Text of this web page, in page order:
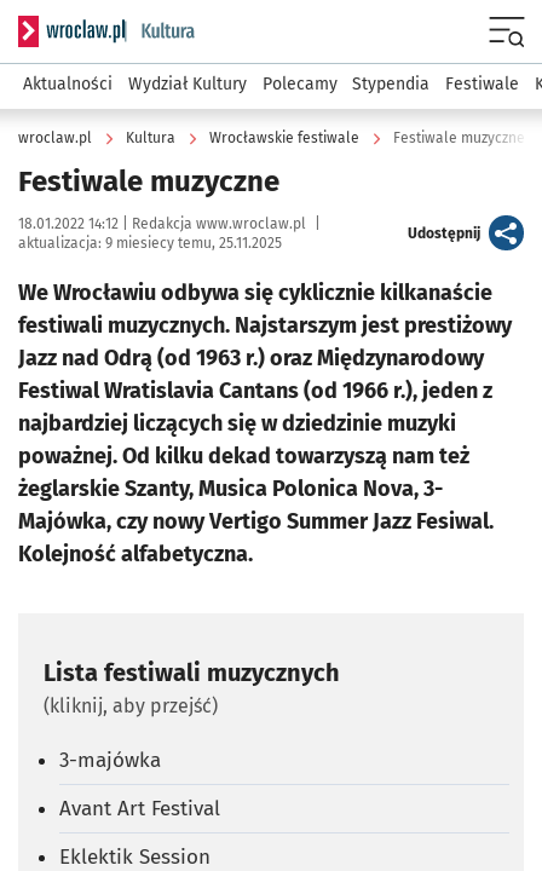
Serwis informacyjny wroclaw.pl podserwis: Kultura
Aktualności Wydział Kultury Polecamy Stypendia Festiwale
wroclaw.pl Kultura Wrocławskie festiwale Festiwale muzyczne
Festiwale muzyczne
Data publikacji:
18.01.2022 14:12 | Autor:
Redakcja www.wroclaw.pl
aktualizacja: 9 miesiecy temu, 25.11.2025
Udostępnijartykuł
We Wrocławiu odbywa się cyklicznie kilkanaście
festiwali muzycznych. Najstarszym jest prestiżowy
Jazz nad Odrą (od 1963 r.) oraz Międzynarodowy
Festiwal Wratislavia Cantans (od 1966 r.), jeden z
najbardziej liczących się w dziedzinie muzyki
poważnej. Od kilku dekad towarzyszą nam też
żeglarskie Szanty, Musica Polonica Nova, 3-
Majówka, czy nowy Vertigo Summer Jazz Fesiwal.
Kolejność alfabetyczna.
Lista festiwali muzycznych
(kliknij, aby przejść)
3-majówka
Avant Art Festival
Eklektik Session